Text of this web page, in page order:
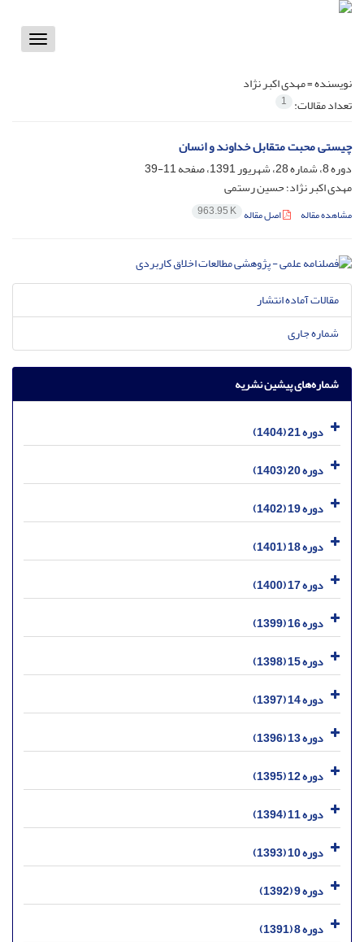
Toggle
نویسنده =مهدی اکبر نژاد
تعداد مقالات: 1
چیستی محبت متقابل خداوند و انسان
دوره 8، شماره 28، شهریور 1391، صفحه
11-39
مهدی اکبر نژاد؛ حسین رستمی
مشاهده مقاله اصل مقاله 963.95 K
مقالات آماده انتشار
شماره جاری
شماره‌های پیشین نشریه
دوره 21 (1404)
دوره 20 (1403)
دوره 19 (1402)
دوره 18 (1401)
دوره 17 (1400)
دوره 16 (1399)
دوره 15 (1398)
دوره 14 (1397)
دوره 13 (1396)
دوره 12 (1395)
دوره 11 (1394)
دوره 10 (1393)
دوره 9 (1392)
دوره 8 (1391)